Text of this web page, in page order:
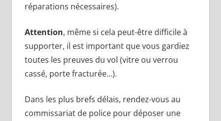
réparations nécessaires).
Attention, même si cela peut-être difficile à
supporter, il est important que vous gardiez
toutes les preuves du vol (vitre ou verrou
cassé, porte fracturée…).
Dans les plus brefs délais, rendez-vous au
commissariat de police pour déposer une